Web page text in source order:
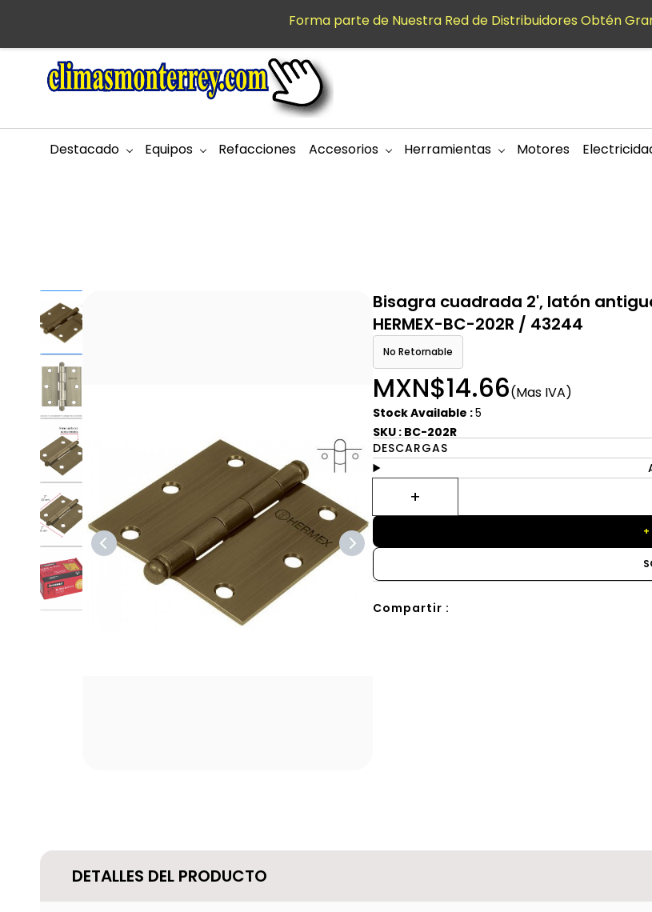
principal
Destacado Equipos Refacciones Accesorios Herramientas Motores
Bisagra cuadrada 2', latón
HERMEX-BC-202R / 43244
No Retornable
MXN$14.66(Mas IVA)
Stock Available :5
SKU : BC-202R
DESCARGAS
+
Compartir :
DETALLES DEL PRODUCTO
Forma parte de Nuestra Red de Distribuidores Obtén